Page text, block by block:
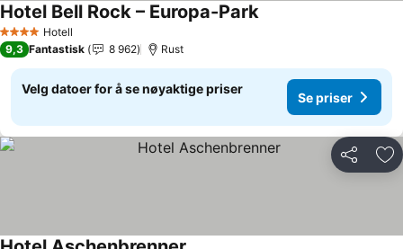
4 StjernerHotell
Hotel Bell Rock – Europa-ParkSe priser
9,3 Fantastisk 8 962 Rust
Velg datoer for å se nøyaktige priser
Se priser
Del